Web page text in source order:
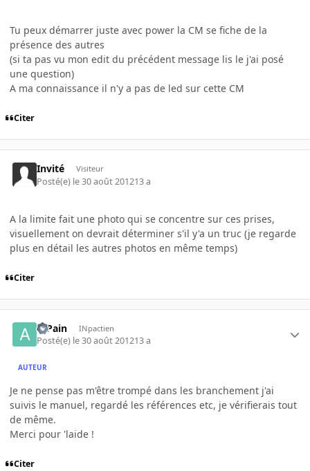
Tu peux démarrer juste avec power la CM se fiche de la
présence des autres
(si ta pas vu mon edit du précédent message lis le j'ai posé
une question)
A ma connaissance il n'y a pas de led sur cette CM
Citer
Invité Visiteur
Posté(e) le 30 août 201213 a
A la limite fait une photo qui se concentre sur ces prises,
visuellement on devrait déterminer s'il y'a un truc (je regarde
plus en détail les autres photos en même temps)
Citer
atPain INpactien
Posté(e) le 30 août 201213 a
AUTEUR
Je ne pense pas m'être trompé dans les branchement j'ai
suivis le manuel, regardé les références etc, je vérifierais tout
de même.
Merci pour 'laide !
Citer